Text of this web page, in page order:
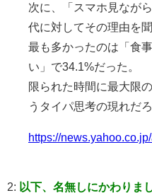
次に、「スマホ見なが
代に対してその理由を聞
最も多かったのは「食
い」で34.1%だった。
限られた時間に最大限
うタイパ思考の現れだろ
https://
2: 以下、名無しにかわりま